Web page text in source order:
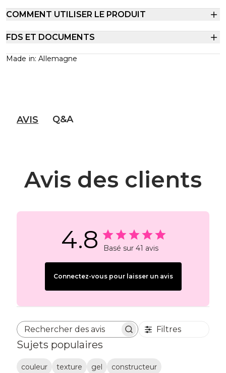
COMMENT UTILISER LE PRODUIT
FDS ET DOCUMENTS
Made in: Allemagne
AVIS Q&A
Avis des clients
4.8 Basé sur 41 avis
Connectez-vous pour laisser un avis
Rechercher des avisFiltres
Sujets populaires
couleur texture gel constructeur